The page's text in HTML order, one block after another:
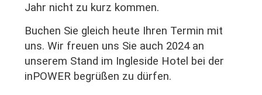
Jahr nicht zu kurz kommen.
Buchen Sie gleich heute Ihren Termin mit
uns. Wir freuen uns Sie auch 2024 an
unserem Stand im Ingleside Hotel bei der
inPOWER begrüßen zu dürfen.